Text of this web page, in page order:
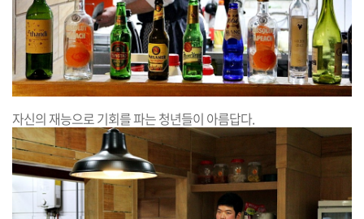
자신의 재능으로 기회를 파는 청년들이 아름답다.